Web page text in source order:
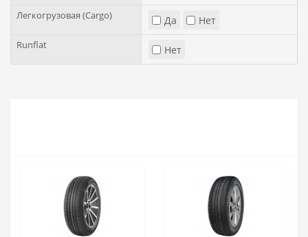
Легкогрузовая (Cargo) Да Нет
Runflat Нет